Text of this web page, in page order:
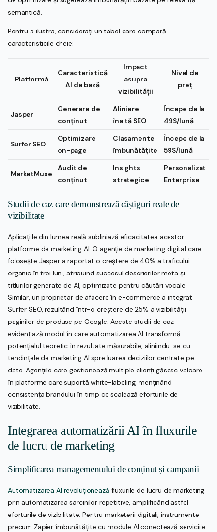
semantică.
Pentru a ilustra, considerați un tabel care compară
caracteristicile cheie:
Platformă
Caracteristică
AI de bază
Impact
asupra
vizibilității
Nivel de
preț
Jasper
Generare de
conținut
Aliniere
înaltă SEO
Începe de la
49$/lună
Surfer SEO
Optimizare
on-page
Clasamente
îmbunătățite
Începe de la
59$/lună
MarketMuse
Audit de
conținut
Insights
strategice
Personalizat
Enterprise
Studii de caz care demonstrează câștiguri reale de
vizibilitate
Aplicațiile din lumea reală subliniază eficacitatea acestor
platforme de marketing AI. O agenție de marketing digital care
folosește Jasper a raportat o creștere de 40% a traficului
organic în trei luni, atribuind succesul descrierilor meta și
titlurilor generate de AI, optimizate pentru căutări vocale.
Similar, un proprietar de afacere în e-commerce a integrat
Surfer SEO, rezultând într-o creștere de 25% a vizibilității
paginilor de produse pe Google. Aceste studii de caz
evidențiază modul în care automatizarea AI transformă
potențialul teoretic în rezultate măsurabile, aliniindu-se cu
tendințele de marketing AI spre luarea deciziilor centrate pe
date. Agențiile care gestionează multiple clienți găsesc valoare
în platforme care suportă white-labeling, menținând
consistența brandului în timp ce scalează eforturile de
vizibilitate.
Integrarea automatizării AI în fluxurile
de lucru de marketing
Simplificarea managementului de conținut și campanii
Automatizarea AI revoluționează fluxurile de lucru de marketing
prin automatizarea sarcinilor repetitive, amplificând astfel
eforturile de vizibilitate. Pentru marketerii digitali, instrumente
precum Zapier îmbunătățite cu module AI conectează serviciile